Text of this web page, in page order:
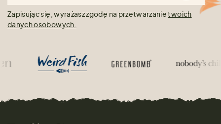
Zapisując się, wyrażasz zgodę na przetwarzanietwoich
danych osobowych.